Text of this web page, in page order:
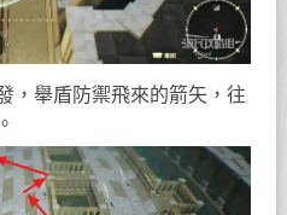
，舉盾防禦飛來的箭矢，往